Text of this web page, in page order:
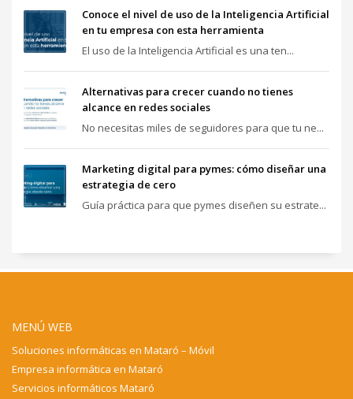
Conoce el nivel de uso de la Inteligencia Artificial
en tu empresa con esta herramienta
El uso de la Inteligencia Artificial es una ten...
Alternativas para crecer cuando no tienes
alcance en redes sociales
No necesitas miles de seguidores para que tu ne...
Marketing digital para pymes: cómo diseñar una
estrategia de cero
Guía práctica para que pymes diseñen su estrate...
MENÚ WEB
Soluciones informáticas en Mataró – Móvil
Empresa informática en Mataró
Servicios informáticos Mataró